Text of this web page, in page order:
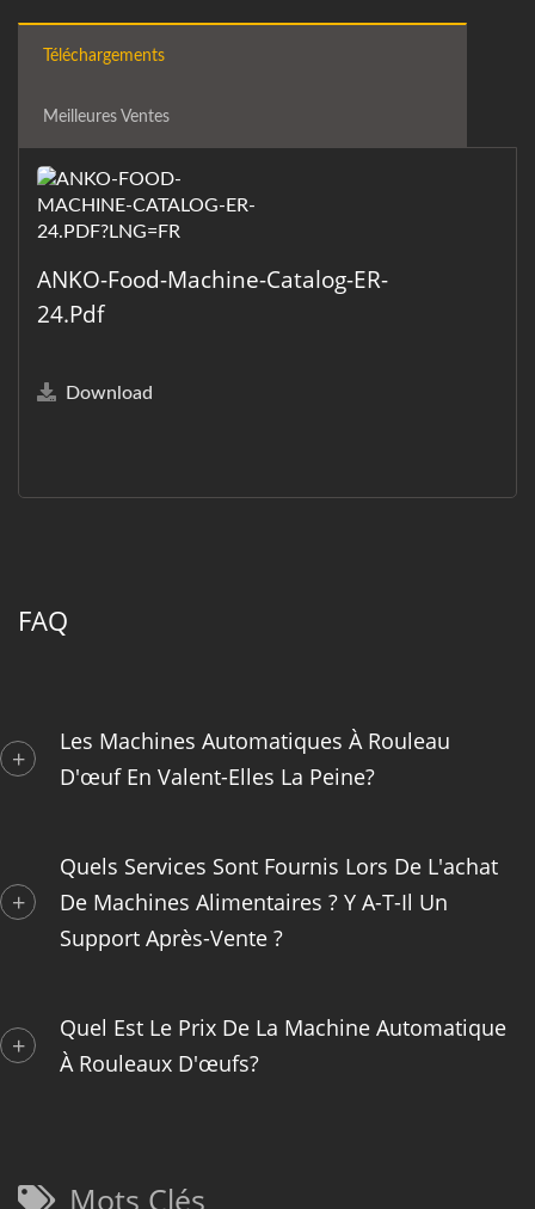
Téléchargements
Meilleures Ventes
ANKO-Food-Machine-Catalog-ER-
24.pdf
Download
FAQ
Les Machines Automatiques À Rouleau
D'œuf En Valent-Elles La Peine?
Quels Services Sont Fournis Lors De L'achat
De Machines Alimentaires ? Y A-T-Il Un
Support Après-Vente ?
Quel Est Le Prix De La Machine Automatique
À Rouleaux D'œufs?
Mots Clés